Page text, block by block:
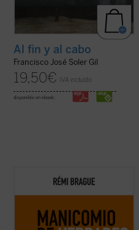
Al fin y al cabo
Francisco José Soler Gil
19,50€ IVA incluido
disponible en ebook:
Brague se remite a nuestros antepasados
intelectuales del mundo medieval para
preservar ante la crisis moderna. «¿Qué
(ver ficha)